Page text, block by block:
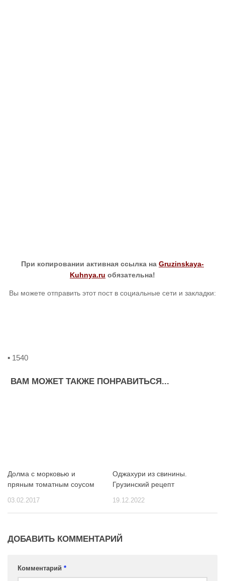
При копировании активная ссылка на Gruzinskaya-
Kuhnya.ru обязательна!
Вы можете отправить этот пост в социальные сети и закладки:
▪ 1540
ВАМ МОЖЕТ ТАКЖЕ ПОНРАВИТЬСЯ...
Долма с морковью и
пряным томатным соусом
03.02.2017
Оджахури из свинины.
Грузинский рецепт
19.12.2022
ДОБАВИТЬ КОММЕНТАРИЙ
Комментарий *